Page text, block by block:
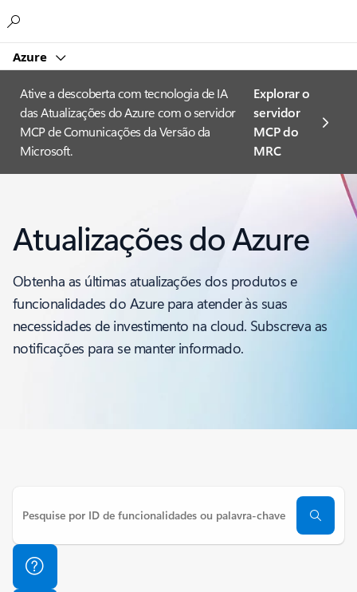
Azure
Ative a descoberta com tecnologia de IA
das Atualizações do Azure com o servidor
MCP de Comunicações da Versão da
Microsoft.
Explorar o
servidor
MCP do
MRC
Atualizações do Azure
Obtenha as últimas atualizações dos produtos e
funcionalidades do Azure para atender às suas
necessidades de investimento na cloud. Subscreva as
notificações para se manter informado.